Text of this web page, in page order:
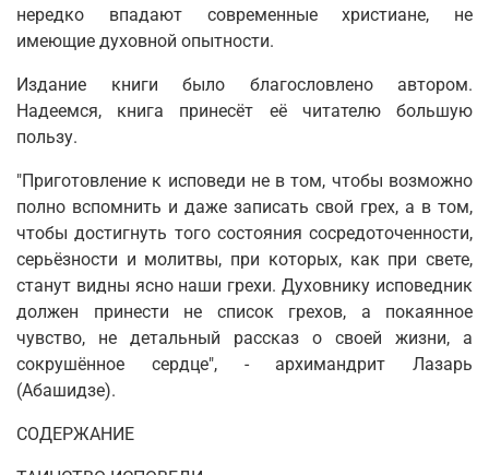
нередко впадают современные христиане, не
имеющие духовной опытности.
Издание книги было благословлено автором.
Надеемся, книга принесёт её читателю большую
пользу.
"Приготовление к исповеди не в том, чтобы возможно
полно вспомнить и даже записать свой грех, а в том,
чтобы достигнуть того состояния сосредоточенности,
серьёзности и молитвы, при которых, как при свете,
станут видны ясно наши грехи. Духовнику исповедник
должен принести не список грехов, а покаянное
чувство, не детальный рассказ о своей жизни, а
сокрушённое сердце", - архимандрит Лазарь
(Абашидзе).
СОДЕРЖАНИЕ